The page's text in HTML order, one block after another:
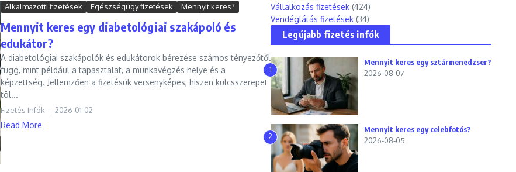
Alkalmazotti fizetések Egészségügy fizetések Mennyit keres?
Mennyit keres egy diabetológiai szakápoló és
edukátor?
A diabetológiai szakápolók és edukátorok bérezése számos tényezőtől
függ, mint például a tapasztalat, a munkavégzés helye és a
képzettség. Jellemzően a fizetésük versenyképes, hiszen kulcsszerepet
töl...
Fizetés Infók 2026-01-02
Read More
Vállalkozás fizetések (424)
Vendéglátás fizetések (34)
Legújabb fizetés infók
1
Mennyit keres egy sztármenedzser?
2026-08-07
2
Mennyit keres egy celebfotós?
2026-08-05